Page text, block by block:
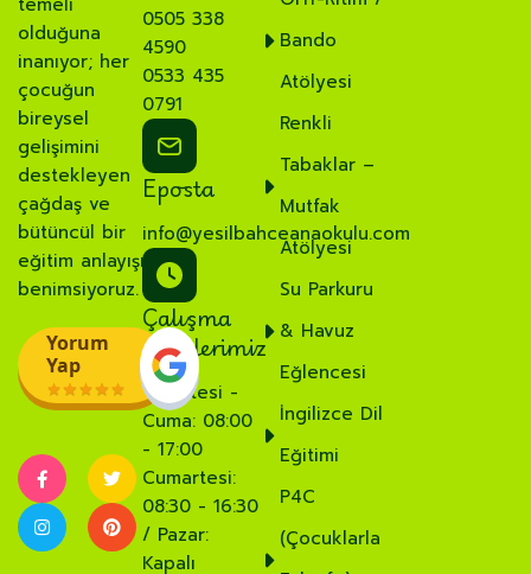
olduğuna
inanıyor; her
çocuğun
bireysel
gelişimini
destekleyen
çağdaş ve
bütüncül bir
eğitim anlayışı
benimsiyoruz.
Yorum
Yap
0505 338
4590
0533 435
0791
Eposta
info@yesilbahceanaokulu.com
Çalışma
Saatlerimiz
Pazartesi -
Cuma: 08:00
- 17:00
Cumartesi:
08:30 - 16:30
/ Pazar:
Kapalı
Bando
Atölyesi
Renkli
Tabaklar –
Mutfak
Atölyesi
Su Parkuru
& Havuz
Eğlencesi
İngilizce Dil
Eğitimi
P4C
(Çocuklarla